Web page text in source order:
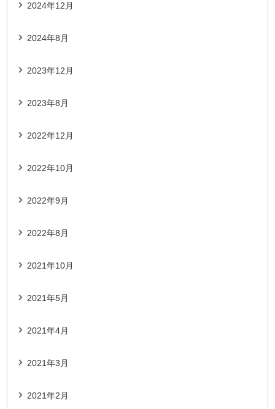
2024年12月
2024年8月
2023年12月
2023年8月
2022年12月
2022年10月
2022年9月
2022年8月
2021年10月
2021年5月
2021年4月
2021年3月
2021年2月